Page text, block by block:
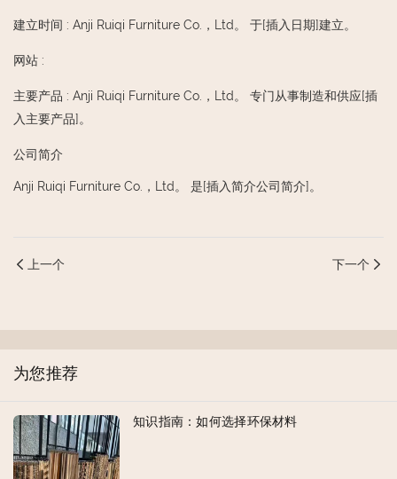
建立时间 : Anji Ruiqi Furniture Co.，Ltd。 于[插入日期]建立。
网站 :
主要产品 : Anji Ruiqi Furniture Co.，Ltd。 专门从事制造和供应[插
入主要产品]。
公司简介
Anji Ruiqi Furniture Co.，Ltd。 是[插入简介公司简介]。
上一个 下一个
为您推荐
知识指南：如何选择环保材料